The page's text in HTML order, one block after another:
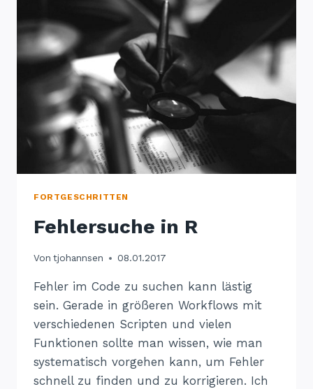
FORTGESCHRITTEN
Fehlersuche in R
Von tjohannsen 08.01.2017
Fehler im Code zu suchen kann lästig
sein. Gerade in größeren Workflows mit
verschiedenen Scripten und vielen
Funktionen sollte man wissen, wie man
systematisch vorgehen kann, um Fehler
schnell zu finden und zu korrigieren. Ich